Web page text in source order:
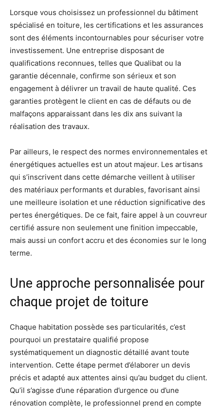
Lorsque vous choisissez un professionnel du bâtiment
spécialisé en toiture, les certifications et les assurances
sont des éléments incontournables pour sécuriser votre
investissement. Une entreprise disposant de
qualifications reconnues, telles que Qualibat ou la
garantie décennale, confirme son sérieux et son
engagement à délivrer un travail de haute qualité. Ces
garanties protègent le client en cas de défauts ou de
malfaçons apparaissant dans les dix ans suivant la
réalisation des travaux.
Par ailleurs, le respect des normes environnementales et
énergétiques actuelles est un atout majeur. Les artisans
qui s’inscrivent dans cette démarche veillent à utiliser
des matériaux performants et durables, favorisant ainsi
une meilleure isolation et une réduction significative des
pertes énergétiques. De ce fait, faire appel à un couvreur
certifié assure non seulement une finition impeccable,
mais aussi un confort accru et des économies sur le long
terme.
Une approche personnalisée pour
chaque projet de toiture
Chaque habitation possède ses particularités, c’est
pourquoi un prestataire qualifié propose
systématiquement un diagnostic détaillé avant toute
intervention. Cette étape permet d’élaborer un devis
précis et adapté aux attentes ainsi qu’au budget du client.
Qu’il s’agisse d’une réparation d’urgence ou d’une
rénovation complète, le professionnel prend en compte